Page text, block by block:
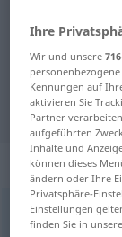
für "rein"
"rein"
rein UMG
Ihre
Wir und unsere716
Kennungen auf
aktivieren Sie
Partner
aufgeführten
Inhalte und
können dieses
ändern oder Ihre
Privatsphäre-
Einstellungen
finden Sie in